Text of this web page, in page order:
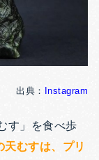
出典： Instagram
す」を食べ歩
天むすは、プリ